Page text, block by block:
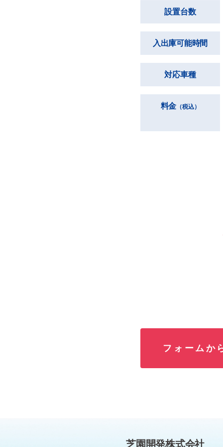
設置台数
入出庫可能時間
対応車種
料金 （税込）
フォームか
芝園開発株式会社